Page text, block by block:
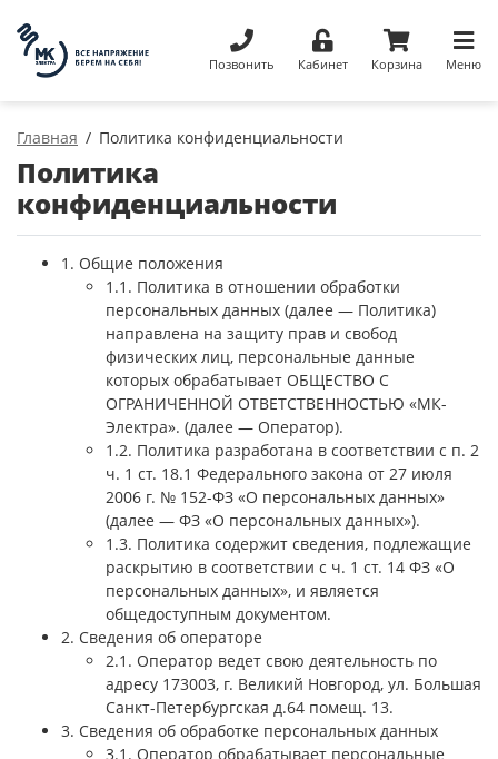
Позвонить Кабинет Корзина Меню
Главная Политика конфиденциальности
Политика
конфиденциальности
1. Общие положения
1.1. Политика в отношении обработки
персональных данных (далее — Политика)
направлена на защиту прав и свобод
физических лиц, персональные данные
которых обрабатывает ОБЩЕСТВО С
ОГРАНИЧЕННОЙ ОТВЕТСТВЕННОСТЬЮ «МК-
Электра». (далее — Оператор).
1.2. Политика разработана в соответствии с п. 2
ч. 1 ст. 18.1 Федерального закона от 27 июля
2006 г. № 152-ФЗ «О персональных данных»
(далее — ФЗ «О персональных данных»).
1.3. Политика содержит сведения, подлежащие
раскрытию в соответствии с ч. 1 ст. 14 ФЗ «О
персональных данных», и является
общедоступным документом.
2. Сведения об операторе
2.1. Оператор ведет свою деятельность по
адресу 173003, г. Великий Новгород, ул. Большая
Санкт-Петербургская д.64 помещ. 13.
3. Сведения об обработке персональных данных
3.1. Оператор обрабатывает персональные